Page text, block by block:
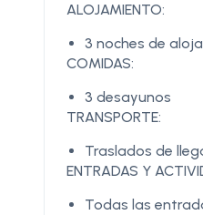
ALOJAMIENTO:
3 noches de
COMIDAS:
3 desayunos
TRANSPORTE:
Traslados de
ENTRADAS Y
Todas las